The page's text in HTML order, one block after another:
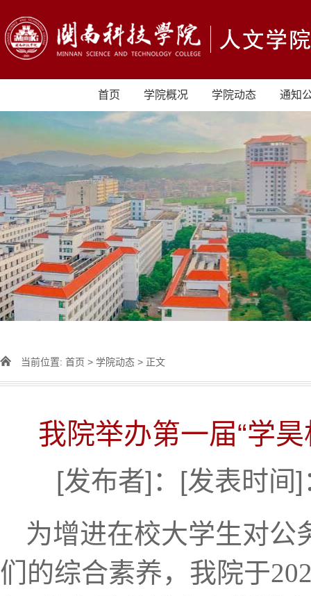
首页 学院概况 学院动态 通知
当前位置: 首页 > 学院动态 > 正文
我院举办第一届“学
[发布者]：[发表时间
为增进在校大学生对公
们的综合素养， 我院于